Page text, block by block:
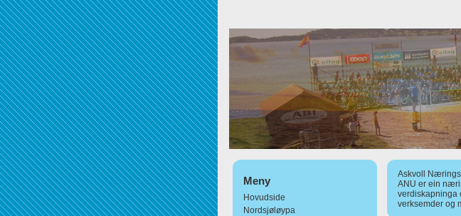
Meny
Hovudside
Nordsjøløypa
Askvoll
ANU er ein
verdiskapninga
verksemder og